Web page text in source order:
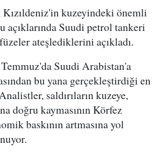
kuzeyindeki önemli
açıklarında Suudi petrol tankeri
ateşlediklerini açıkladı.
Suudi Arabistan'a
bu yana gerçekleştirdiği en
saldırıların kuzeye,
doğru kaymasının Körfez
baskının artmasına yol